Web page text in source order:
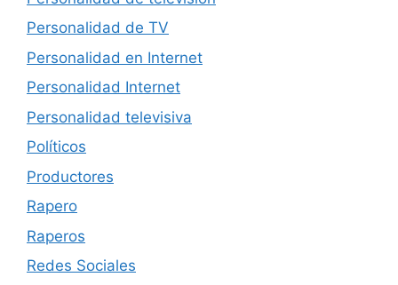
Personalidad de TV
Personalidad en Internet
Personalidad Internet
Personalidad televisiva
Políticos
Productores
Rapero
Raperos
Redes Sociales